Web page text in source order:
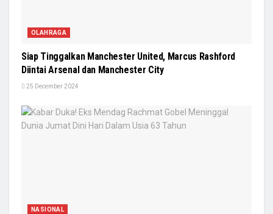
OLAHRAGA
Siap Tinggalkan Manchester United, Marcus Rashford
Diintai Arsenal dan Manchester City
25 December 2024
NASIONAL